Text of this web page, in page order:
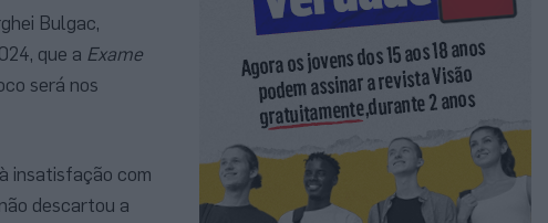
Bulgac,
que a Exame
será nos
insatisfação com
descartou a